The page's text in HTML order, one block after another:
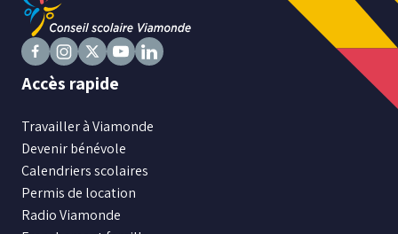
Suivez
sur
Facebook
Suivez
sur
Instagram
Suivez
nous
sur
X
Suivez
sur
Accès rapide
Travailler à Viamonde
Devenir bénévole
Calendriers scolaires
Permis de location
Radio Viamonde